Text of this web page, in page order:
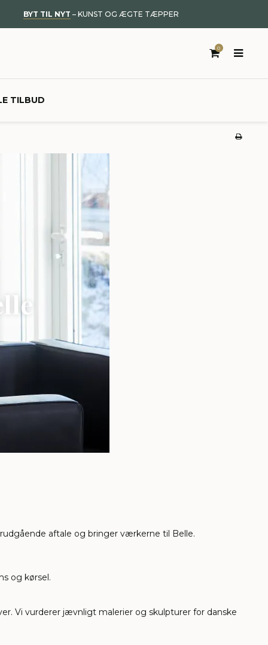
BYT TIL NYT – KUNST OG ÆGTE TÆPPER
0
TILBUD
aftale og bringer værkerne til Belle.
og kørsel.
Vi vurderer jævnligt malerier og skulpturer for danske